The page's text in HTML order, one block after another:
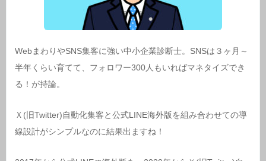
WebまわりやSNS集客に強い中小企業診断士。SNSは３ヶ月～
半年くらい育てて、フォロワー300人もいればマネタイズでき
る！が持論。
Ｘ(旧Twitter)自動化集客と公式LINE海外版を組み合わせての導
線設計がシンプルなのに結果出ますね！